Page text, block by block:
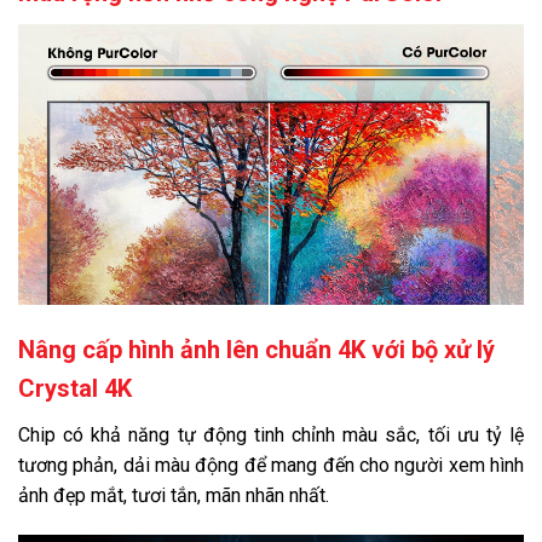
VieON
YouTube
Điều khiển bằng giọng nói:
Bixby (Chưa có tiếng Việt)
Google Assistant có tiếng Việt
Tìm kiếm giọng nói trên YouTube bằng tiếng Việt
Chiếu hình từ điện thoại lên TV:
Remote thông minh:
One Remote đa nhiệm nhỏ gọn
Điều khiển tivi bằng điện thoại:
Nâng cấp hình ảnh lên chuẩn 4K với bộ xử lý
Crystal 4K
Chip có khả năng tự động tinh chỉnh màu sắc, tối ưu tỷ lệ
tương phản, dải màu động để mang đến cho người xem hình
ảnh đẹp mắt, tươi tắn, mãn nhãn nhất.